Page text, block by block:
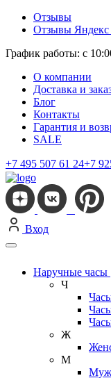
Отзывы
Отзывы Яндекс
График работы: с
О компании
Доставка и
Блог
Контакты
Гарантия и
SALE
+7 495 507 61 24+7
Вход
Наручные часы
Ч
Ж
М